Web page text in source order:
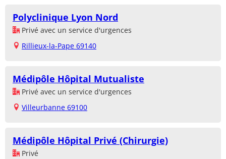
Polyclinique Lyon Nord
Privé avec un service d'urgences
Rillieux-la-Pape 69140
Médipôle Hôpital Mutualiste
Privé avec un service d'urgences
Villeurbanne 69100
Médipôle Hôpital Privé (Chirurgie)
Privé